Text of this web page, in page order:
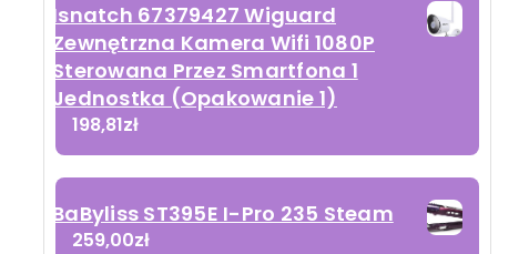
Isnatch 67379427 Wiguard
Zewnętrzna Kamera Wifi 1080P
Sterowana Przez Smartfona 1
Jednostka (Opakowanie 1)
198,81zł
BaByliss ST395E I-Pro 235 Steam
259,00zł